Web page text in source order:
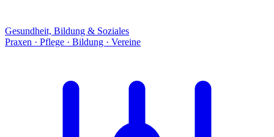
Gesundheit, Bildung & Soziales
Praxen · Pflege · Bildung · Vereine